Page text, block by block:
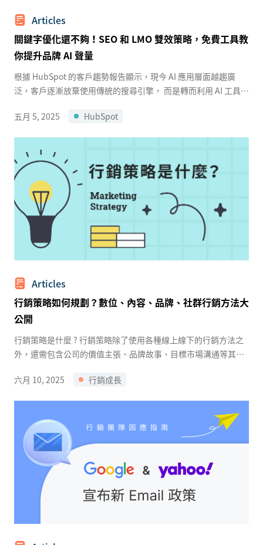
Articles
關鍵字優化還不夠！SEO 和 LMO 雙效策略，免費工具教
你提升品牌 AI 聲量
根據 HubSpot 的客戶趨勢報告顯示，現今 AI 應用層面越趨廣
泛，客戶逐漸放棄使用傳統的搜尋引擎， 而是轉而利用 AI 工具，
五月 5, 2025
HubSpot
Articles
行銷策略如何規劃？數位、內容、品牌、社群行銷方法大
公開
行銷策略是什麼 ? 行銷策略除了使用各種線上線下的行銷方法之
外，還需包含公司的價值主張、品牌故事、目標市場溝通等其他
六月 10, 2025
行銷成長